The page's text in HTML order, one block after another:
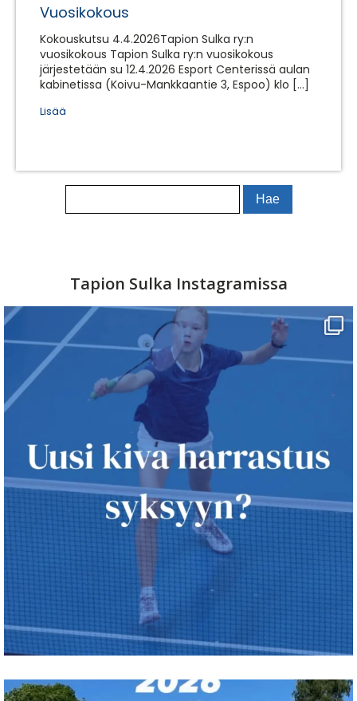
Vuosikokous
Kokouskutsu 4.4.2026Tapion Sulka ry:n
vuosikokous Tapion Sulka ry:n vuosikokous
järjestetään su 12.4.2026 Esport Centerissä aulan
kabinetissa (Koivu-Mankkaantie 3, Espoo) klo […]
Lisää
Tapion Sulka Instagramissa